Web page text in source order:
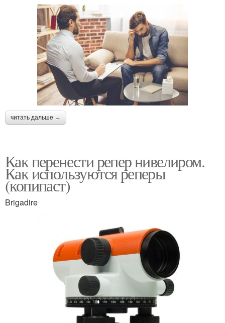
читать дальше →
Как перенести репер нивелиром.
Как используются реперы
(копипаст)
Brigadire